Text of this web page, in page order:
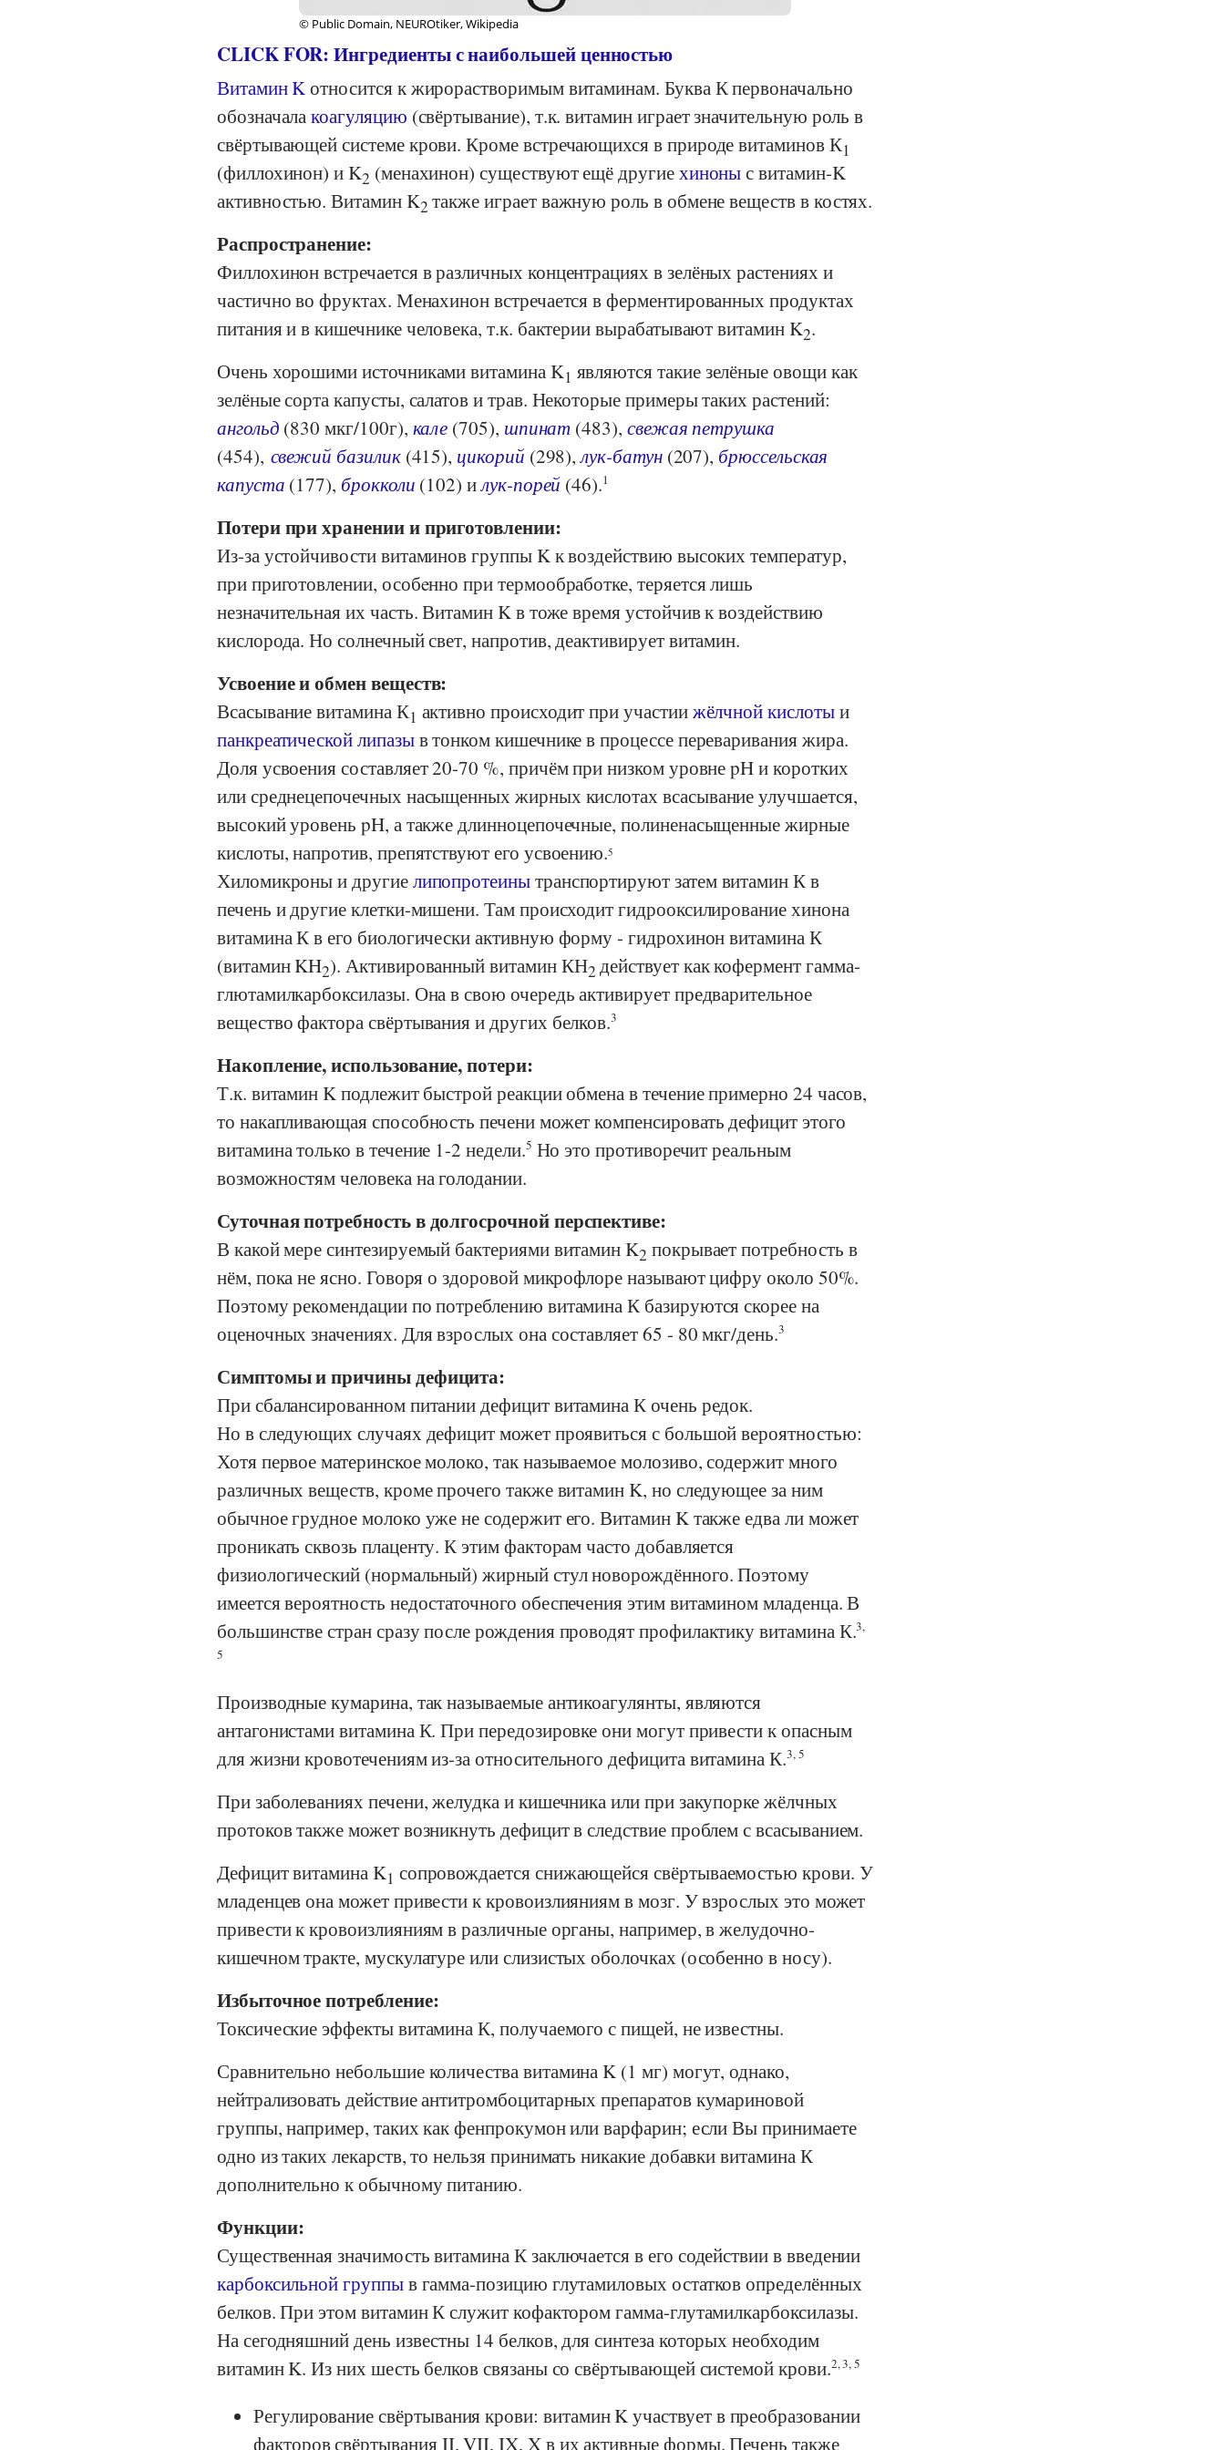
© Public Domain, NEUROtiker, Wikipedia
CLICK FOR: Ингредиенты с наибольшей ценностью
Витамин Kотносится к жирорастворимым витаминам. Буква К первоначально
обозначалакоагуляцию (свёртывание), т.к. витамин играет значительную роль в
свёртывающей системе крови. Кроме встречающихся в природе витаминов К1
(филлохинон) и K2 (менахинон) существуют ещё другиехиноныс витамин-K
активностью. Витамин K2 также играет важную роль в обмене веществ в костях.
Распространение:
Филлохинон встречается в различных концентрациях в зелёных растениях и
частично во фруктах. Менахинон встречается в ферментированных продуктах
питания и в кишечнике человека, т.к. бактерии вырабатывают витамин K2.
Очень хорошими источниками витамина K1 являются такие зелёные овощи как
зелёные сорта капусты, салатов и трав. Некоторые примеры таких растений:
ангольд (830 мкг/100г), кале (705), шпинат (483), свежая петрушка
(454), свежий базилик(415), цикорий (298),лук-батун(207), брюссельская
капуста (177), брокколи (102) илук-порей (46).1
Потери при хранении и приготовлении:
Из-за устойчивости витаминов группы K к воздействию высоких температур,
при приготовлении, особeнно при термообработке, теряется лишь
незначительная их часть. Витамин K в тоже время устойчив к воздействию
кислорода. Но солнечный свет, напротив, деактивирует витамин.
Усвоение и обмен веществ:
Всасывание витамина К1 активно происходит при участиижёлчной кислотыи
панкреатической липазыв тонком кишечнике в процессе переваривания жира.
Доля усвоения составляет 20-70 %, причём при низком уровне pH и коротких
или среднецепочечных насыщенных жирных кислотах всасывание улучшается,
высокий уровень pH, а также длинноцепочечные, полиненасыщенные жирные
кислоты, напротив, препятствуют его усвоению.5
Хиломикроны и другиелипопротеинытранспортируют затем витамин К в
печень и другие клетки-мишени. Там происходит гидрооксилирование хинона
витамина К в его биологически активную форму - гидрохинон витамина К
(витамин KH2). Активированный витамин КН2 действует как кофермент гамма-
глютамилкарбоксилазы. Она в свою очередь активирует предварительное
вещество фактора свёртывания и других белков.3
Накопление, использование, потери:
Т.к. витамин K подлежит быстрой реакции обмена в течение примерно 24 часов,
то накапливающая способность печени может компенсировать дефицит этого
витамина только в течение 1-2 недели.5 Но это противоречит реальным
возможностям человека на голодании.
Суточная потребность в долгосрочной перспективе:
В какой мере синтезируемый бактериями витамин K2 покрывает потребность в
нём, пока не ясно. Говоря о здоровой микрофлоре называют цифру около 50%.
Поэтому рекомендации по потреблению витамина К базируются скорее на
оценочных значениях. Для взрослых она составляет 65 - 80 мкг/день.3
Симптомы и причины дефицита:
При сбалансированном питании дефицит витамина К очень редок.
Но в следующих случаях дефицит может проявиться с большой вероятностью:
Хотя первое материнское молоко, так называемое молозиво, содержит много
различных веществ, кроме прочего также витамин K, но следующее за ним
обычное грудное молоко уже не содержит его. Витамин K также едва ли может
проникать сквозь плаценту. К этим факторам часто добавляется
физиологический (нормальный) жирный стул новорождённого. Поэтому
имеется вероятность недостаточного обеспечения этим витамином младенца. В
большинстве стран сразу после рождения проводят профилактику витамина К.3,
5
Производные кумарина, так называемые антикоагулянты, являются
антагонистами витамина К. При передозировке они могут привести к опасным
для жизни кровотечениям из-за относительного дефицита витамина К.3, 5
При заболеваниях печени, желудка и кишечника или при закупорке жёлчных
протоков также может возникнуть дефицит в следствие проблем с всасыванием.
Дефицит витамина K1 сопровождается снижающейся свёртываемостью крови. У
младенцев она может привести к кровоизлияниям в мозг. У взрослых это может
привести к кровоизлияниям в различные органы, например, в желудочно-
кишечном тракте, мускулатуре или слизистых оболочках (особенно в носу).
Избыточное потребление:
Токсические эффекты витамина К, получаемого с пищей, не известны.
Сравнительно небольшие количества витамина K (1 мг) могут, однако,
нейтрализовать действие антитромбоцитарных препаратов кумариновой
группы, например, таких как фенпрокумон или варфарин; если Вы принимаете
одно из таких лекарств, то нельзя принимать никакие добавки витамина К
дополнительно к обычному питанию.
Функции:
Существенная значимость витамина К заключается в его содействии в введении
карбоксильной группыв гамма-позицию глутамиловых остатков определённых
белков. При этом витамин К служит кофактором гамма-глутамилкарбоксилазы.
На сегодняшний день известны 14 белков, для синтеза которых необходим
витамин K. Из них шесть белков связаны со свёртывающей системой крови.2, 3, 5
Регулирование свёртывания крови: витамин K участвует в преобразовании
факторов свёртывания II, VII, IX, X в их активные формы. Печень также